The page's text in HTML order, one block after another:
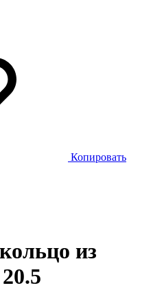
Копировать
из